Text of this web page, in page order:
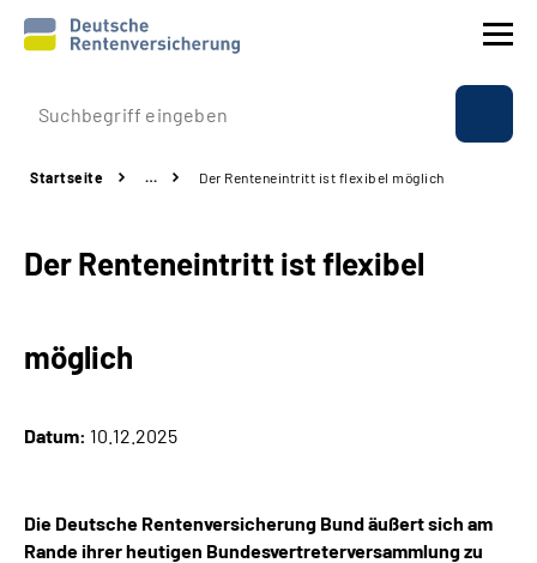
Prävention
Rente
Online-Services
Startseite … Der Renteneintritt ist flexibel möglich
Der Renteneintritt ist flexibel
möglich
Datum: 10.12.2025
Die Deutsche Rentenversicherung Bund äußert sich am
Rande ihrer heutigen Bundesvertreterversammlung zu